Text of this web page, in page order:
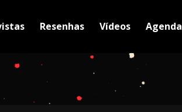
Resenhas Vídeos Agenda